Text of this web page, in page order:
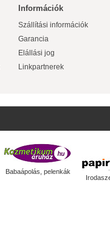
Információk
Szállítási információk
Garancia
Elállási jog
Linkpartnerek
Babaápolás, pelenkák